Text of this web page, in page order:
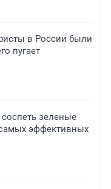
в России были
пугает
зеленые
эффективных